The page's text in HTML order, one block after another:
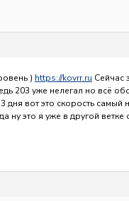
) https://kovrr.ru Сейчас
203 уже нелегал но всё
дня вот это скорость
ну это я уже в другой